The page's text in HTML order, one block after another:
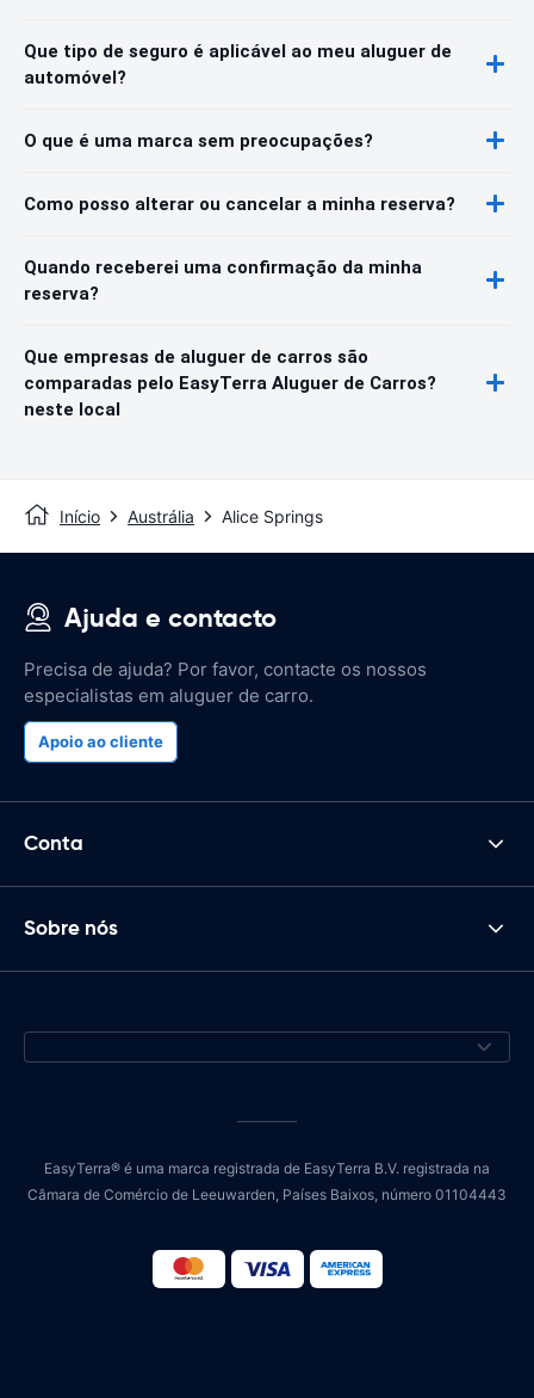
Que tipo de seguro é aplicável ao meu aluguer de
automóvel?
O que é uma marca sem preocupações?
Como posso alterar ou cancelar a minha reserva?
Quando receberei uma confirmação da minha
reserva?
Que empresas de aluguer de carros são
comparadas pelo EasyTerra Aluguer de Carros?
neste local
Início Austrália Alice Springs
Ajuda e contacto
Precisa de ajuda? Por favor, contacte os nossos
especialistas em aluguer de carro.
Apoio ao cliente
Conta
Sobre nós
EasyTerra® é uma marca registrada de EasyTerra B.V. registrada na
Câmara de Comércio de Leeuwarden, Países Baixos, número 01104443